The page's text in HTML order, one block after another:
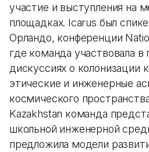
участие и выступления на
площадках. Icarus был
Орландо, конференции
где команда участвовала в
дискуссиях о колонизации
этические и инженерные
космического
Kazakhstan команда
школьной инженерной
предложила модели